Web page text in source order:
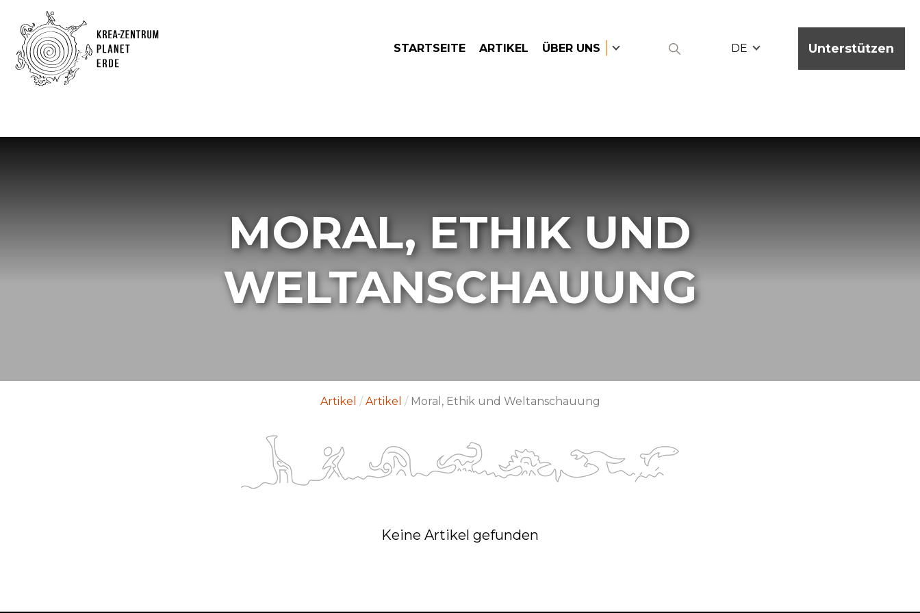
STARTSEITE ARTIKEL ÜBER UNS DE Unterstützen
MORAL, ETHIK UND
WELTANSCHAUUNG
Artikel / Artikel / Moral, Ethik und Weltanschauung
Keine Artikel gefunden